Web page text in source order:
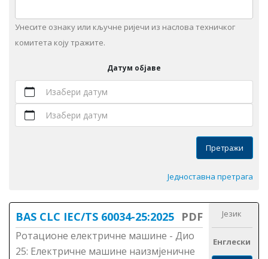
Унeситe ознаку или кључне ријечи из наслова техничког
комитета коју тражите.
Датум објаве
Изабери датум
Изабери датум
Претражи
Једноставна претрага
BAS CLC IEC/TS 60034-25:2025 PDF
Ротационе електричне машине - Дио
25: Електричне машине наизмјеничне
Језик
Енглески